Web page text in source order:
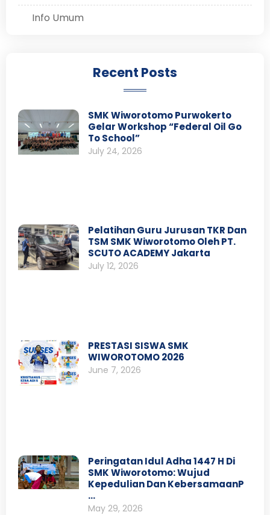
Info Umum
Recent Posts
SMK Wiworotomo Purwokerto
Gelar Workshop “Federal Oil Go
To School”
July 24, 2026
Pelatihan Guru Jurusan TKR Dan
TSM SMK Wiworotomo Oleh PT.
SCUTO ACADEMY Jakarta
July 12, 2026
PRESTASI SISWA SMK
WIWOROTOMO 2026
June 7, 2026
Peringatan Idul Adha 1447 H Di
SMK Wiworotomo: Wujud
Kepedulian Dan KebersamaanP
…
May 29, 2026